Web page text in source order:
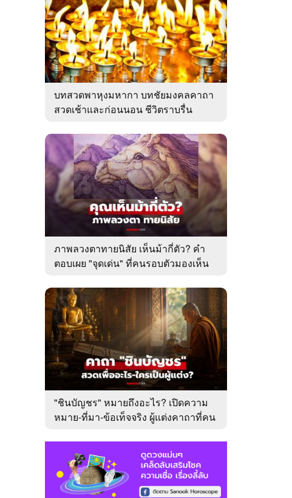
บทสวดพาหุงมหากา บทชัยมงคลคาถา
สวดเช้าและก่อนนอน ชีวิตราบรื่น
ภาพลวงตาทายนิสัย เห็นม้ากี่ตัว? คำ
ตอบเผย "จุดเด่น" ที่คนรอบตัวมองเห็น
"ชินบัญชร" หมายถึงอะไร? เปิดความ
หมาย-ที่มา-ข้อเท็จจริง ผู้แต่งคาถาที่คน